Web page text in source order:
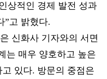
상적인 경제 발전 성과
”고 밝혔다.
신화사 기자와의 서면
는 매우 양호하고 높은
있다. 방문의 중점은